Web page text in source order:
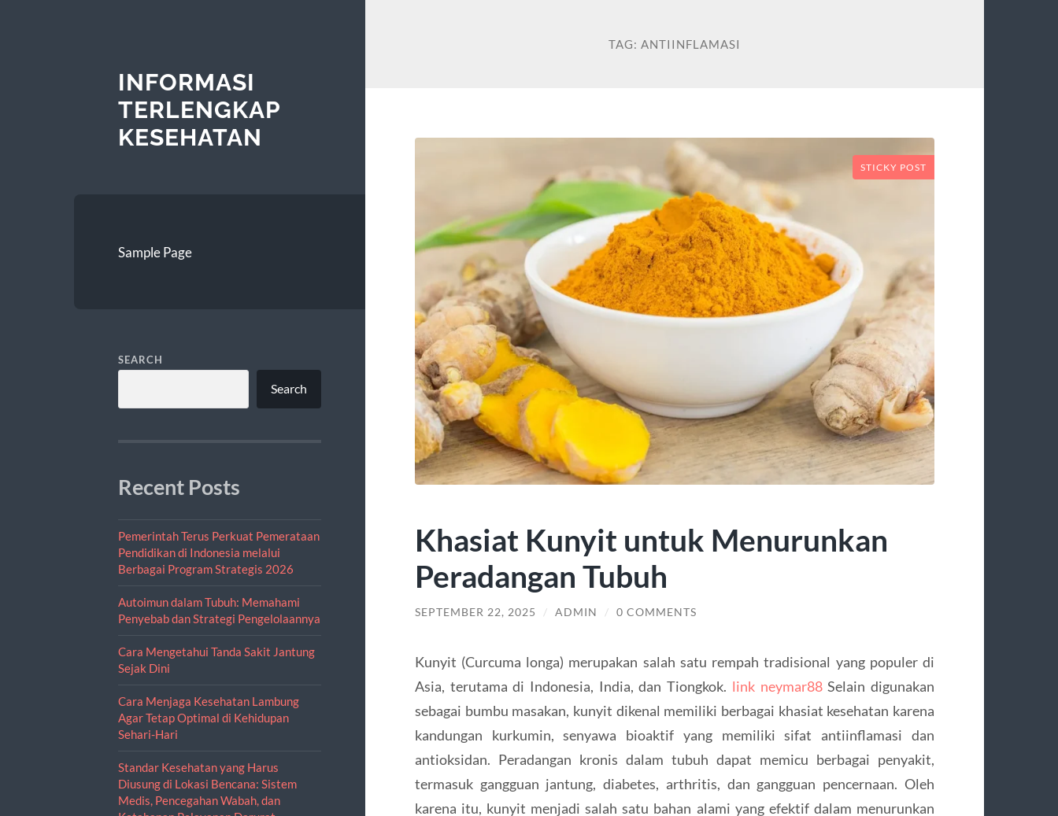
INFORMASI
TERLENGKAP
KESEHATAN
Sample Page
SEARCH
Search
Recent Posts
Pemerintah Terus Perkuat Pemerataan
Pendidikan di Indonesia melalui
Berbagai Program Strategis 2026
Autoimun dalam Tubuh: Memahami
Penyebab dan Strategi Pengelolaannya
Cara Mengetahui Tanda Sakit Jantung
Sejak Dini
Cara Menjaga Kesehatan Lambung
Agar Tetap Optimal di Kehidupan
Sehari-Hari
Standar Kesehatan yang Harus
Diusung di Lokasi Bencana: Sistem
Medis, Pencegahan Wabah, dan
TAG: ANTIINFLAMASI
STICKY POST
Khasiat Kunyit untuk Menurunkan
Peradangan Tubuh
SEPTEMBER 22, 2025 / ADMIN / 0 COMMENTS
Kunyit (Curcuma longa) merupakan salah satu rempah tradisional yang populer di
Asia, terutama di Indonesia, India, dan Tiongkok. link neymar88Selain digunakan
sebagai bumbu masakan, kunyit dikenal memiliki berbagai khasiat kesehatan karena
kandungan kurkumin, senyawa bioaktif yang memiliki sifat antiinflamasi dan
antioksidan. Peradangan kronis dalam tubuh dapat memicu berbagai penyakit,
termasuk gangguan jantung, diabetes, arthritis, dan gangguan pencernaan. Oleh
karena itu, kunyit menjadi salah satu bahan alami yang efektif dalam menurunkan